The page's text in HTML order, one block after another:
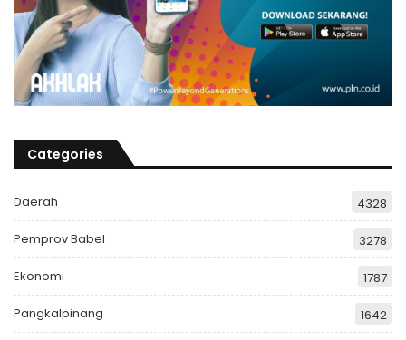
Categories
Daerah 4328
Pemprov Babel 3278
Ekonomi 1787
Pangkalpinang 1642